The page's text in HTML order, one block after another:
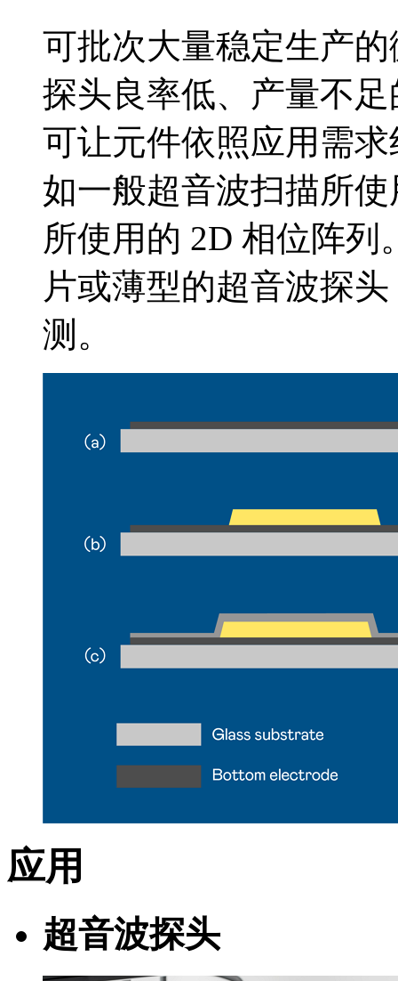
可批次大量稳定生产
探头良率低、产量不
可让元件依照应用需
如一般超音波扫描所
所使用的 2D 相位阵
片或薄型的超音波探
测。
应用
超音波探头